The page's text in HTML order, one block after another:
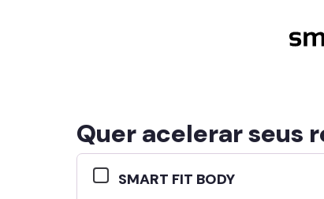
Quer acelerar seus
SMART FIT BODY